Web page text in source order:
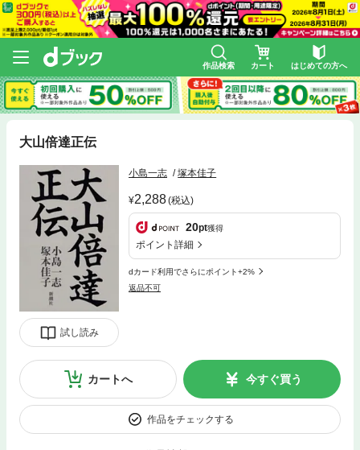
作品検索 カート はじめての方へ
大山倍達正伝
試し読み
小島一志 塚本佳子
2,288(税込)
20pt獲得
ポイント詳細
dカード利用でさらにポイント+2%
返品不可
カートへ 今すぐ買う
作品をチェックする